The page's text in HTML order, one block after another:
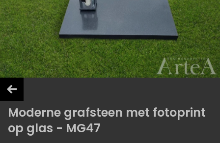
Moderne grafsteen met fotoprint
op glas - MG47